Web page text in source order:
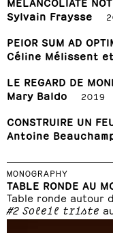
Sylvain Fraysse
PEIOR SUM AD
Céline Mélissent
LE REGARD DE
Mary Baldo
2019
CONSTRUIRE UN
Antoine
MONOGRAPHY
TABLE RONDE AU
Table ronde autour
#2 Soleil triste